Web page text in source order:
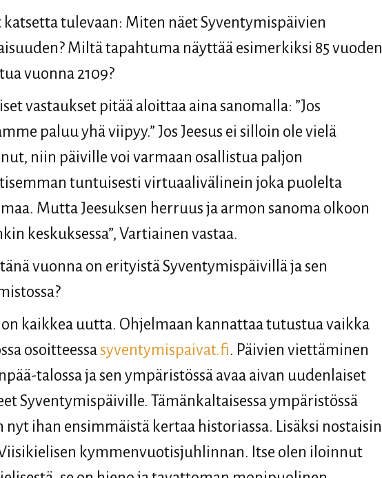
katsetta tulevaan: Miten näet Syventymispäivien
Miltä tapahtuma näyttää esimerkiksi 85 vuoden
vuonna 2109?
vastaukset pitää aloittaa aina sanomalla: ”Jos
paluu yhä viipyy.” Jos Jeesus ei silloin ole vielä
niin päiville voi varmaan osallistua paljon
tuntuisesti virtuaalivälinein joka puolelta
Mutta Jeesuksen herruus ja armon sanoma olkoon
keskuksessa”, Vartiainen vastaa.
vuonna on erityistä Syventymispäivillä ja sen
on kaikkea uutta. Ohjelmaan kannattaa tutustua vaikka
osoitteessasyventymispaivat.fi. Päivien viettäminen
talossa ja sen ympäristössä avaa aivan uudenlaiset
Syventymispäiville. Tämänkaltaisessa ympäristössä
nyt ihan ensimmäistä kertaa historiassa. Lisäksi nostaisin
kymmenvuotisjuhlinnan. Itse olen iloinnut